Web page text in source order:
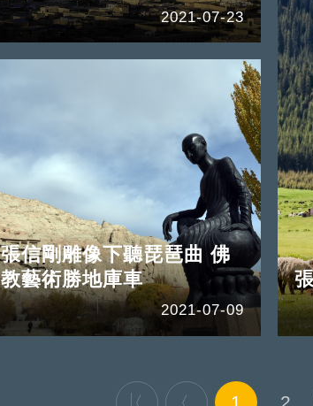
2021-07-23
張信剛雕像下聽琵琶曲 佛
教藝術勝地庫車
2021-07-09